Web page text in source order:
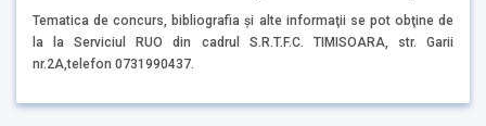
Tematica de concurs, bibliografia şi alte informaţii se pot obţine de
la la Serviciul RUO din cadrul S.R.T.F.C. TIMISOARA, str. Garii
nr.2A,telefon 0731990437.